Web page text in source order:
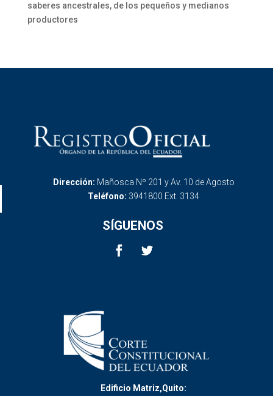
saberes ancestrales, de los pequeños y medianos
productores
Dirección: Mañosca Nº 201 y Av. 10 de Agosto
Teléfono: 3941800 Ext. 3134
SÍGUENOS
Edificio Matriz,Quito: